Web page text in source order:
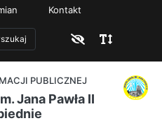
Kontakt
PUBLICZNEJ
Jana Pawła II